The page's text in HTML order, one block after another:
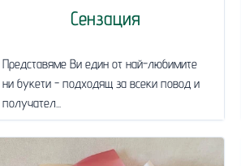
Сензация
Представяме Ви един от най-любимите
ни букети - подходящ за всеки повод и
получател...